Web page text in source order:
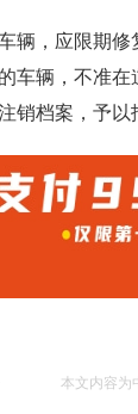
辆，应限期
车辆，不准
销档案，予以
本文内容为